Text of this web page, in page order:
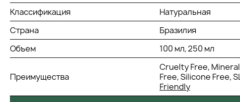
Классификация
Натуральная
Страна
Бразилия
Объем
100 мл, 250 мл
Преимущества
Cruelty Free,
Free, Silicone Free,
Friendly